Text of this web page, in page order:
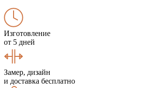
Изготовление
от 5 дней
Замер, дизайн
и доставка бесплатно